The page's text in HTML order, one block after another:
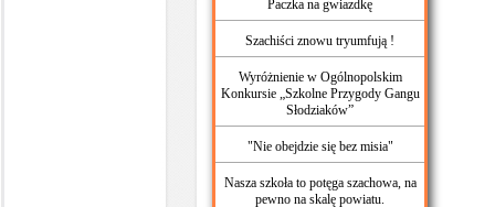
Paczka na gwiazdkę
Szachiści znowu tryumfują !
‪Wyróżnienie w Ogólnopolskim
Konkursie „Szkolne Przygody Gangu
Słodziaków”
"Nie obejdzie się bez misia"
Nasza szkoła to potęga szachowa, na
pewno na skalę powiatu.